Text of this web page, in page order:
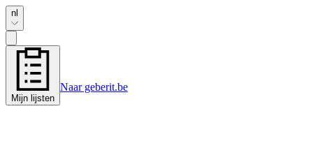
nl
Mijn lijsten
Naar geberit.be